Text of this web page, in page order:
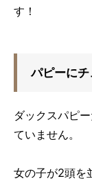
す！
パピーにチ
ダックスパピ
ていません。
女の子が2頭を